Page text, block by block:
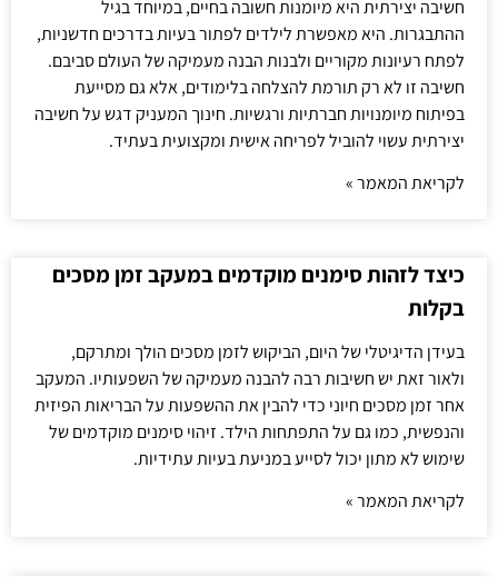
חשיבה יצירתית היא מיומנות חשובה בחיים, במיוחד בגיל
ההתבגרות. היא מאפשרת לילדים לפתור בעיות בדרכים חדשניות,
לפתח רעיונות מקוריים ולבנות הבנה מעמיקה של העולם סביבם.
חשיבה זו לא רק תורמת להצלחה בלימודים, אלא גם מסייעת
בפיתוח מיומנויות חברתיות ורגשיות. חינוך המעניק דגש על חשיבה
יצירתית עשוי להוביל לפריחה אישית ומקצועית בעתיד.
לקריאת המאמר »
כיצד לזהות סימנים מוקדמים במעקב זמן מסכים
בקלות
בעידן הדיגיטלי של היום, הביקוש לזמן מסכים הולך ומתרקם,
ולאור זאת יש חשיבות רבה להבנה מעמיקה של השפעותיו. המעקב
אחר זמן מסכים חיוני כדי להבין את ההשפעות על הבריאות הפיזית
והנפשית, כמו גם על התפתחות הילד. זיהוי סימנים מוקדמים של
שימוש לא מתון יכול לסייע במניעת בעיות עתידיות.
לקריאת המאמר »